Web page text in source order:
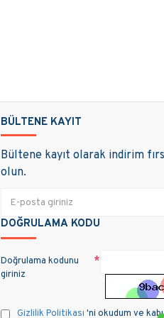
BÜLTENE KAYIT
Bültene kayıt olarak indirim
olun.
DOĞRULAMA KODU
Doğrulama kodunu
giriniz
Gizlilik Politikası 'ni okudum ve